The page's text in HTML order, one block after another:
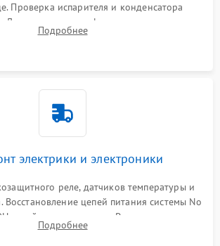
Проверка испарителя и конденсатора
Демонтаж старого фильтра-осушителя и
трубки для устранения засоров.
Подробнее
электрики и электроники
реле, датчиков температуры и
Восстановление цепей питания системы No
оттайки и вентилятор. Ремонт или замена
при сбоях алгоритмов.
Подробнее